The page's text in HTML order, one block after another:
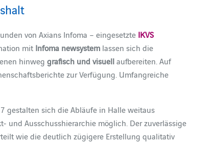
von Axians Infoma – eingesetzte IKVS
mit Infoma newsystem lassen sich die
hinweggrafisch und visuellaufbereiten. Auf
zur Verfügung. Umfangreiche
gestalten sich die Abläufe in Halle weitaus
und Ausschusshierarchie möglich. Der zuverlässige
wie die deutlich zügigere Erstellung qualitativ